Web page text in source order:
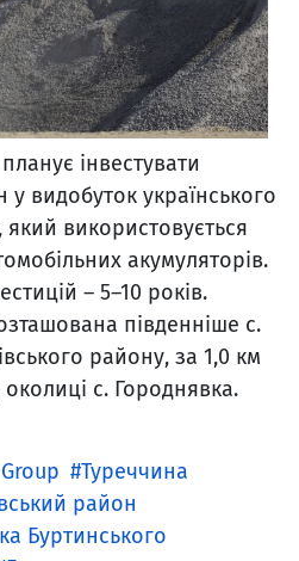
інвестувати
видобуток українського
використовується
акумуляторів.
– 5–10 років.
південніше с.
району, за 1,0 км
околиці с. Городнявка.
Туреччина
район
Буртинського